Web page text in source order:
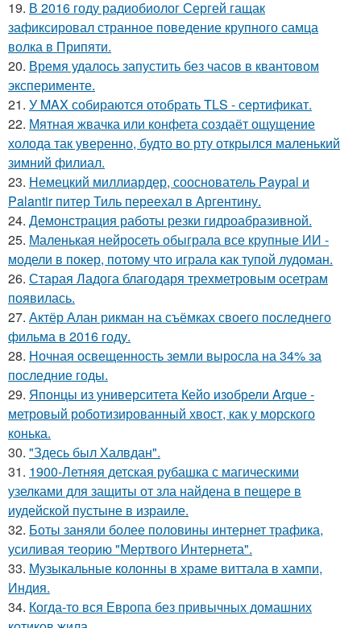
19. В 2016 году радиобиолог Сергей гащак
зафиксировал странное поведение крупного самца
волка в Припяти.
20. Время удалось запустить без часов в квантовом
эксперименте.
21. У MAX собираются отобрать TLS - сертификат.
22. Мятная жвачка или конфета создаёт ощущение
холода так уверенно, будто во рту открылся маленький
зимний филиал.
23. Немецкий миллиардер, сооснователь Paypal и
Palantir питер Тиль переехал в Аргентину.
24. Демонстрация работы резки гидроабразивной.
25. Маленькая нейросеть обыграла все крупные ИИ -
модели в покер, потому что играла как тупой лудоман.
26. Старая Ладога благодаря трехметровым осетрам
появилась.
27. Актёр Алан рикман на съёмках своего последнего
фильма в 2016 году.
28. Ночная освещенность земли выросла на 34% за
последние годы.
29. Японцы из университета Кейо изобрели Arque -
метровый роботизированный хвост, как у морского
конька.
30. "Здесь был Халвдан".
31. 1900-Летняя детская рубашка с магическими
узелками для защиты от зла найдена в пещере в
иудейской пустыне в израиле.
32. Боты заняли более половины интернет трафика,
усиливая теорию "Мертвого Интернета".
33. Музыкальные колонны в храме виттала в хампи,
Индия.
34. Когда-то вся Европа без привычных домашних